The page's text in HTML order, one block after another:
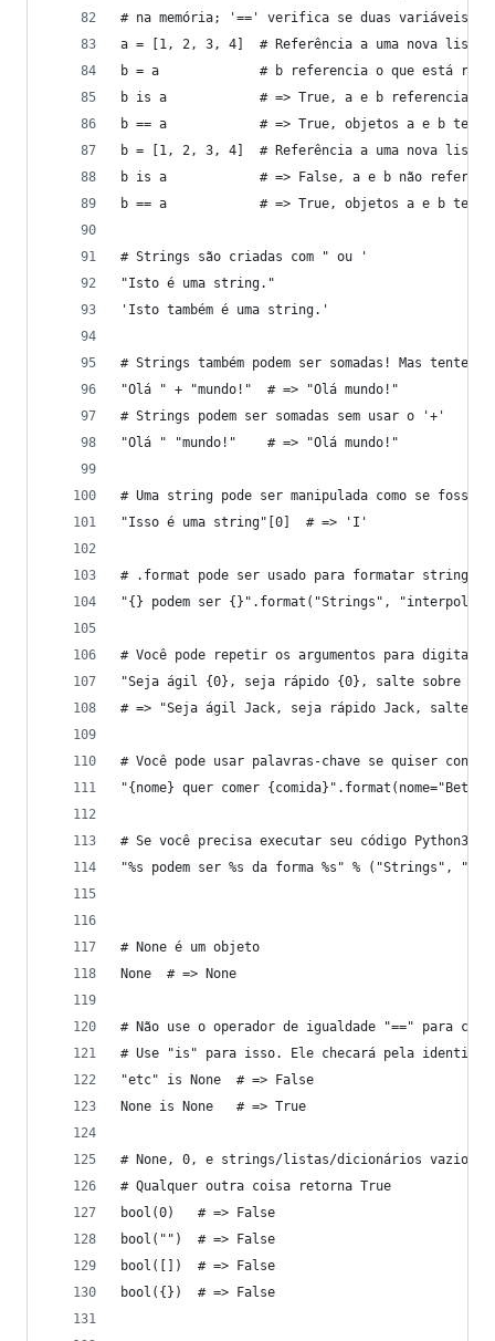
# na memória; '==' verifica se duas variáveis
a = [1, 2, 3, 4]  # Referência a uma nova
b = a             # b referencia o que está
b is a            # => True, a e b referenciam o
b == a            # => True, objetos a e b tem o
b = [1, 2, 3, 4]  # Referência a uma nova
b is a            # => False, a e b não
b == a            # => True, objetos a e b tem o
# Strings são criadas com " ou '
"Isto é uma string."
'Isto também é uma string.'
# Strings também podem ser somadas! Mas tente
"Olá " + "mundo!"  # => "Olá mundo!"
# Strings podem ser somadas sem usar o '+'
"Olá " "mundo!"    # => "Olá mundo!"
# Uma string pode ser manipulada como se fosse
"Isso é uma string"[0]  # => 'I'
# .format pode ser usado para formatar strings,
"{} podem ser {}".format("Strings",
# Você pode repetir os argumentos para digitar
"Seja ágil {0}, seja rápido {0}, salte sobre o
# => "Seja ágil Jack, seja rápido Jack, salte
# Você pode usar palavras-chave se quiser
"{nome} quer comer
# Se você precisa executar seu código Python3
"%s podem ser %s da forma %s" % ("Strings",
# None é um objeto
None  # => None
# Não use o operador de igualdade "==" para
# Use "is" para isso. Ele checará pela
"etc" is None  # => False
None is None   # => True
# None, 0, e strings/listas/dicionários vazios
# Qualquer outra coisa retorna True
bool(0)   # => False
bool("")  # => False
bool([])  # => False
bool({})  # => False